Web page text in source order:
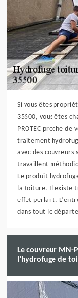
Si vous êtes
35500, vous êtes
PROTEC proche de
traitement
avec des couvreurs
travaillent
Le produit
la toiture. Il existe
effet perlant.
dans tout le
Le couvreur MN-
l’hydrofuge de